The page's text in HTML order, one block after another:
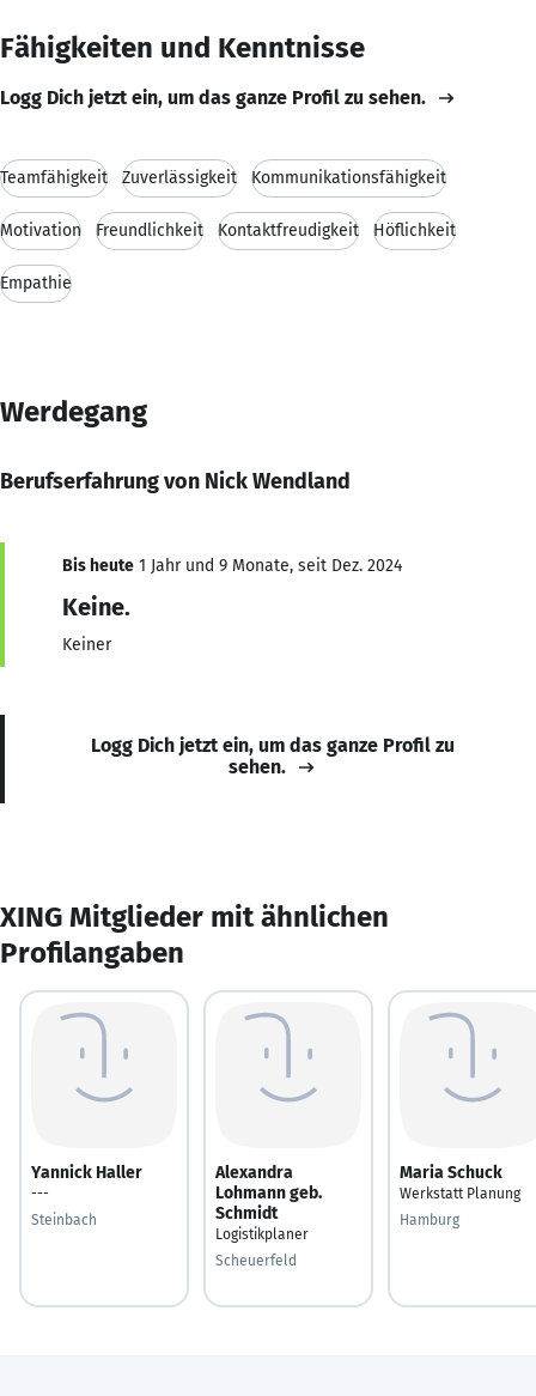
Fähigkeiten und Kenntnisse
Logg Dich jetzt ein, um das ganze Profil zu sehen.
Teamfähigkeit Zuverlässigkeit Kommunikationsfähigkeit
Motivation Freundlichkeit Kontaktfreudigkeit Höflichkeit
Empathie
Werdegang
Berufserfahrung von Nick Wendland
Bis heute 1 Jahr und 9 Monate, seit Dez. 2024
Keine.
Keiner
Logg Dich jetzt ein, um das ganze Profil zu
sehen.
XING Mitglieder mit ähnlichen
Profilangaben
Yannick Haller
---
Steinbach
Alexandra
Lohmann geb.
Schmidt
Logistikplaner
Scheuerfeld
Maria Schuck
Werkstatt Planung
Hamburg